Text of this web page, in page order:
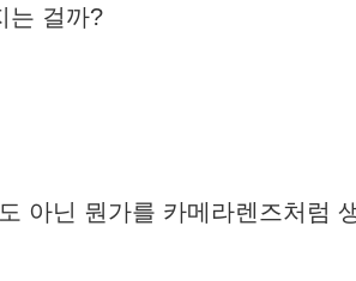
는 걸까?
아닌 뭔가를 카메라렌즈처럼